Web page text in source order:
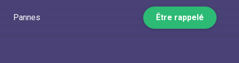
Pannes Être rappelé